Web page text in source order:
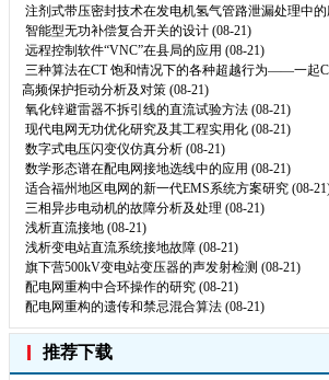
注剂式带压密封技术在发电机氢气管路泄漏处理中的
智能型无功补偿复合开关的设计 (08-21)
远程控制软件“VNC”在县局的应用 (08-21)
三种算法在CT 饱和情况下的各种超越行为——一起
高频保护拒动分析及对策 (08-21)
氧化锌避雷器不拆引线的直流试验方法 (08-21)
现代电网无功优化研究及其工程实用化 (08-21)
数字式电压闪变仪仿真分析 (08-21)
数学形态谱在配电网接地选线中的应用 (08-21)
适合福州地区电网的新一代EMS系统方案研究 (08-
三相异步电动机的故障分析及处理 (08-21)
浅析直流接地 (08-21)
浅析变电站直流系统接地故障 (08-21)
旗下营500kV变电站变压器的声发射检测 (08-21)
配电网重构中合环操作的研究 (08-21)
配电网重构的遗传和禁忌混合算法 (08-21)
推荐下载